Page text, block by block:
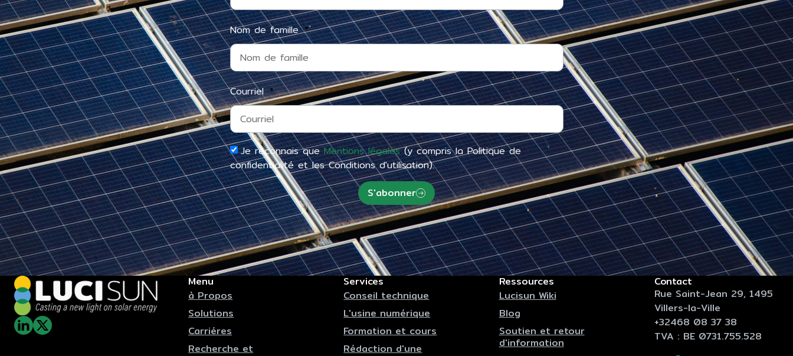
Nom de famille
Courriel
Je reconnais queMentions légales(y compris la Politique de
confidentialité et les Conditions d'utilisation).
S'abonner
Menu
à Propos
Solutions
Carriéres
Recherche et
Services
Conseil technique
L'usine numérique
Formation et cours
Rédaction d'une
Ressources
Lucisun Wiki
Blog
Soutien et retour
d'information
Contact
Rue Saint-Jean 29, 1495
Villers-la-Ville
+32468 08 37 38
TVA : BE 0731.755.528